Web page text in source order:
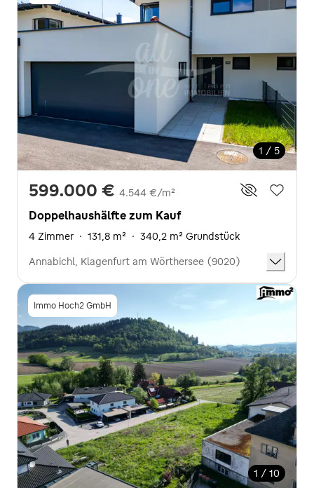
1 / 5
599.000 € 4.544 €/m²
Doppelhaushälfte zum Kauf
4 Zimmer · 131,8 m² · 340,2 m² Grundstück
Annabichl, Klagenfurt am Wörthersee (9020)
Immo Hoch2 GmbH
1 / 10